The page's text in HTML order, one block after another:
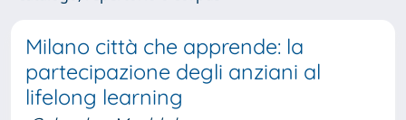
Milano città che apprende: la
partecipazione degli anziani al
lifelong learning